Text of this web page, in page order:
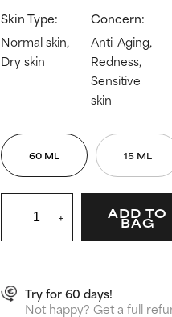
Skin Type:
Normal skin,
Dry skin
Concern:
Anti-Aging,
Redness,
Sensitive
skin
60 ML 15 ML
+ ADD TO
BAG
Try for 60 days!
Not happy? Get a full